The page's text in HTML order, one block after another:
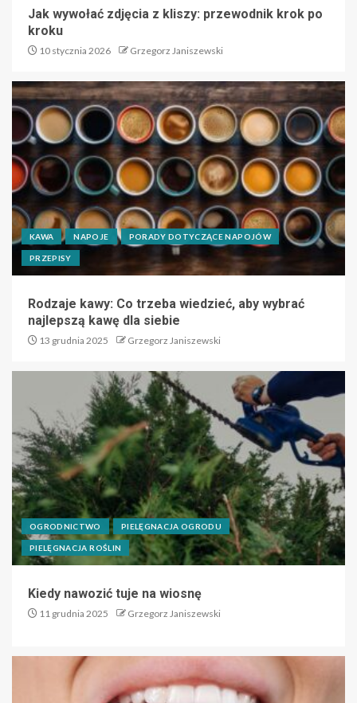
Jak wywołać zdjęcia z kliszy: przewodnik krok po
kroku
10 stycznia 2026 Grzegorz Janiszewski
KAWA NAPOJE PORADY DOTYCZĄCE NAPOJÓW
PRZEPISY
Rodzaje kawy: Co trzeba wiedzieć, aby wybrać
najlepszą kawę dla siebie
13 grudnia 2025 Grzegorz Janiszewski
OGRODNICTWO PIELĘGNACJA OGRODU
PIELĘGNACJA ROŚLIN
Kiedy nawozić tuje na wiosnę
11 grudnia 2025 Grzegorz Janiszewski